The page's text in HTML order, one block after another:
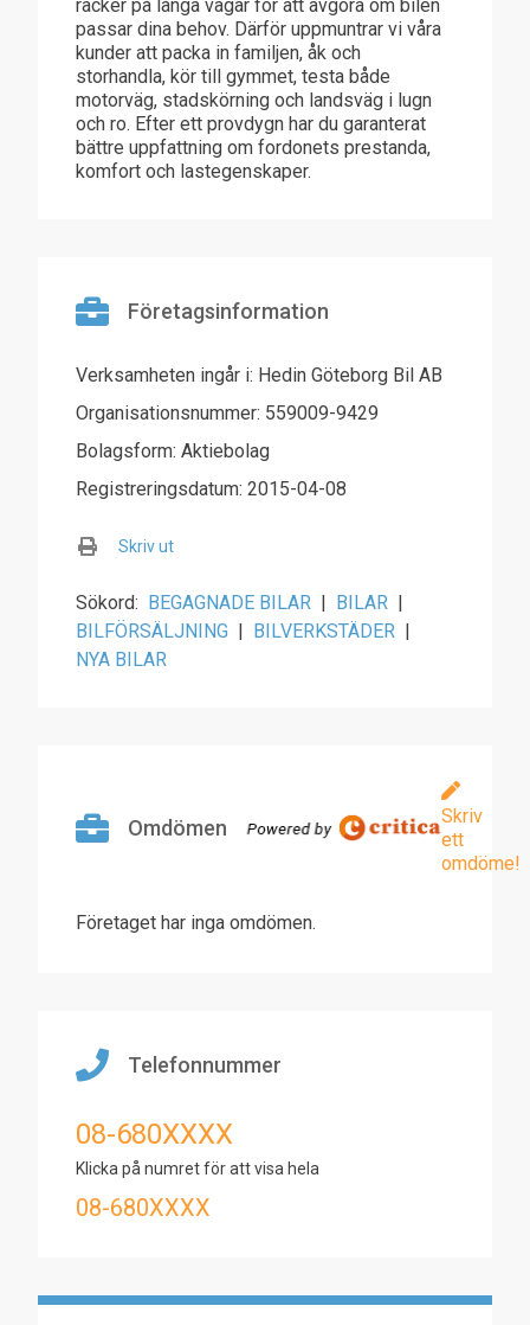
räcker på långa vägar för att avgöra om bilen
passar dina behov. Därför uppmuntrar vi våra
kunder att packa in familjen, åk och
storhandla, kör till gymmet, testa både
motorväg, stadskörning och landsväg i lugn
och ro. Efter ett provdygn har du garanterat
bättre uppfattning om fordonets prestanda,
komfort och lastegenskaper.
Företagsinformation
Verksamheten ingår i: Hedin Göteborg Bil AB
Organisationsnummer: 559009-9429
Bolagsform: Aktiebolag
Registreringsdatum: 2015-04-08
Skriv ut
Sökord: BEGAGNADE BILAR | BILAR |
BILFÖRSÄLJNING | BILVERKSTÄDER |
NYA BILAR
Omdömen
Skriv
ett
omdöme!
Företaget har inga omdömen.
Telefonnummer
08-680XXXX
Klicka på numret för att visa hela
08-680XXXX